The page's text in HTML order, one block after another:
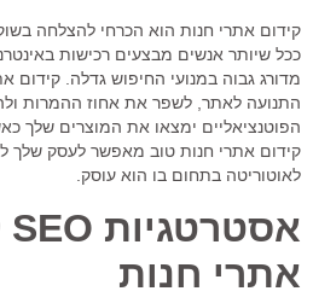
קידום אתרי חנות הוא הכרחי להצלחה
ככל שיותר אנשים מבצעים רכישות
מדורג גבוה במנועי החיפוש גדלה.
התנועה לאתר, לשפר את אחוז ההמרות
הפוטנציאליים ימצאו את המוצרים שלך
קידום אתרי חנות טוב מאפשר לעסק שלך
לאוטוריטה בתחום בו הוא עוסק.
אתרי חנות